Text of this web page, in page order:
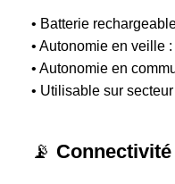
• Batterie
• Autonomie en veille
• Autonomie en
• Utilisable sur
📡